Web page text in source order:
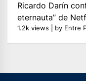
Ricardo Darín
eternauta” de
1.2k views by Entre